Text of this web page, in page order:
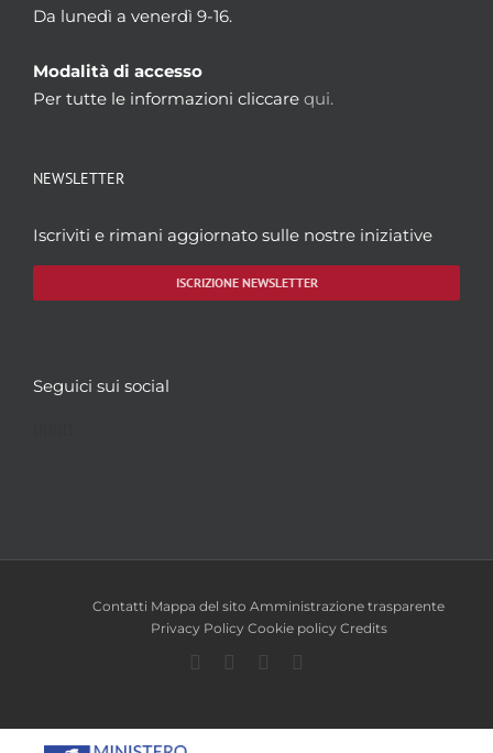
Da lunedì a venerdì 9-16.
Modalità di accesso
Per tutte le informazioni cliccare qui.
NEWSLETTER
Iscriviti e rimani aggiornato sulle nostre iniziative
ISCRIZIONE NEWSLETTER
Seguici sui social
Contatti Mappa del sito Amministrazione trasparente
Privacy Policy Cookie policy Credits
Facebook
TwitterYouTube